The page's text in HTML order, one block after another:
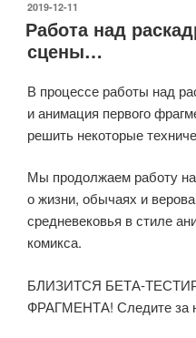
ОПУБЛИКОВАНО
2019-12-11
Работа над
сцены…
В процессе работы над
и анимация первого
решить некоторые
Мы продолжаем работу
о жизни, обычаях и
средневековья в стиле
комикса.
БЛИЗИТСЯ БЕТА-
ФРАГМЕНТА! Следите за